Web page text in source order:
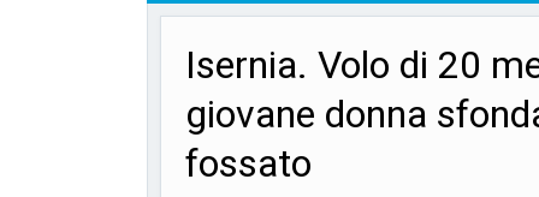
Isernia. Volo di 20
giovane donna
fossato